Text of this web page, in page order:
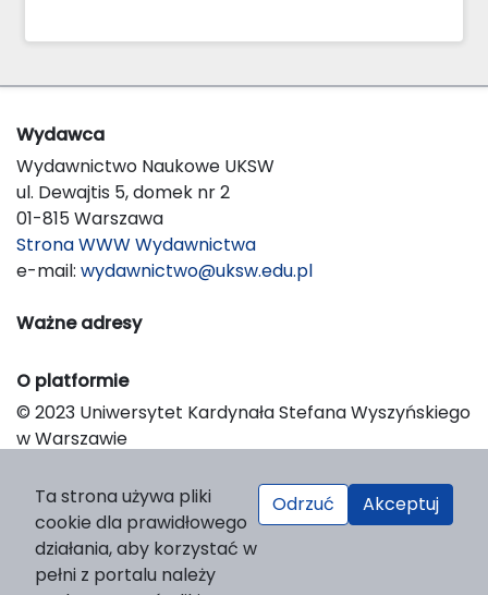
Wydawca
Wydawnictwo Naukowe UKSW
ul. Dewajtis 5, domek nr 2
01-815 Warszawa
Strona WWW Wydawnictwa
e-mail: wydawnictwo@uksw.edu.pl
Ważne adresy
O platformie
© 2023 Uniwersytet Kardynała Stefana Wyszyńskiego
w Warszawie
Platform & Workflow by OJS/PKP
Ta strona używa pliki
cookie dla prawidłowego
działania, aby korzystać w
pełni z portalu należy
Odrzuć Akceptuj